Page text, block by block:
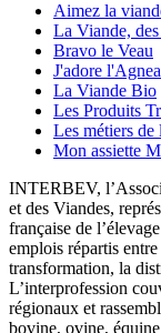
Aimez la
La Viande,
Bravo le Veau
J'adore
La Viande Bio
Les Produits
Les métiers de
Mon assiette
INTERBEV,
et des Viandes,
française de
emplois répartis
transformation, la
L’interprofession
régionaux et
bovine, ovine,